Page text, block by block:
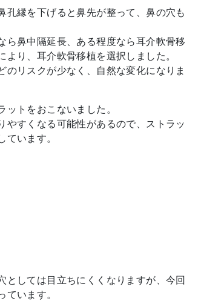
孔縁を下げると鼻先が整って、鼻の穴も
ら鼻中隔延長、ある程度なら耳介軟骨移
り、耳介軟骨移植を選択しました。
リスクが少なく、自然な変化になりま
トをおこないました。
すくなる可能性があるので、ストラッ
います。
しては目立ちにくくなりますが、今回
います。